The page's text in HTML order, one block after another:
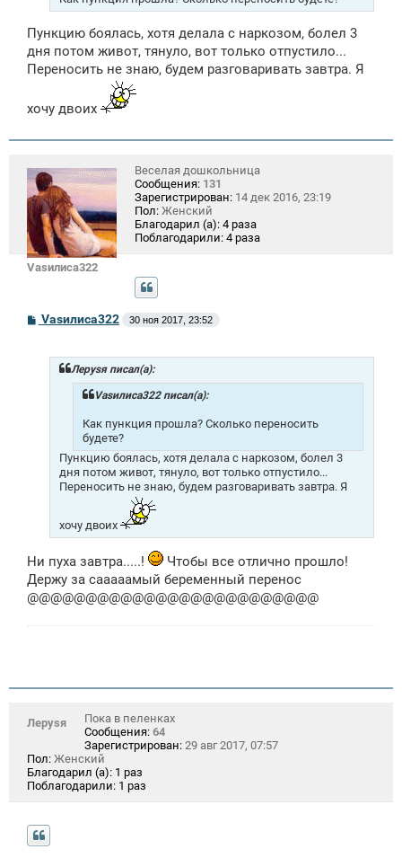
Пункцию боялась, хотя делала с наркозом, болел 3
дня потом живот, тянуло, вот только отпустило...
Переносить не знаю, будем разговаривать завтра. Я
хочу двоих
Vasилиса322
Веселая дошкольница
Сообщения: 131
Зарегистрирован: 14 дек 2016, 23:19
Пол: Женский
Благодарил (а): 4 раза
Поблагодарили: 4 раза
СVasилиса322 30 ноя 2017, 23:52
Лeрysя писал(а):
Vasилиса322 писал(а):
Как пункция прошла? Сколько переносить
будете?
Пункцию боялась, хотя делала с наркозом, болел 3
дня потом живот, тянуло, вот только отпустило...
Переносить не знаю, будем разговаривать завтра. Я
хочу двоих
Ни пуха завтра.....!
Чтобы все отлично прошло!
Держу за сааааамый беременный перенос
@@@@@@@@@@@@@@@@@@@@@@@@@
Лeрysя
Пока в пеленках
Сообщения: 64
Зарегистрирован: 29 авг 2017, 07:57
Пол: Женский
Благодарил (а): 1 раз
Поблагодарили: 1 раз